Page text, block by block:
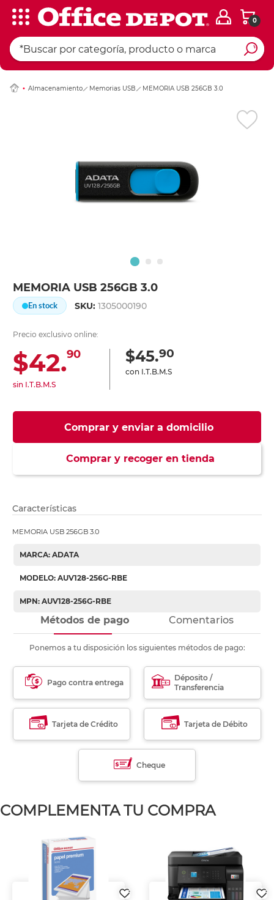
0
Almacenamiento Memorias USB MEMORIA USB 256GB 3.0
MEMORIA USB 256GB 3.0
En stock SKU:1305000190
Precio exclusivo online:
$42.90
sin I.T.B.M.S
$45.90
con I.T.B.M.S
Comprar y enviar a domicilio
Comprar y recoger en tienda
Ingresar Codigo
Características
MEMORIA USB 256GB 3.0
MARCA: ADATA
MODELO: AUV128-256G-RBE
MPN: AUV128-256G-RBE
Métodos de pago Comentarios
Ponemos a tu disposición los siguientes métodos de pago:
Pago contra entrega
Déposito /
Transferencia
Tarjeta de Crédito Tarjeta de Débito
Cheque
COMPLEMENTA TU COMPRA